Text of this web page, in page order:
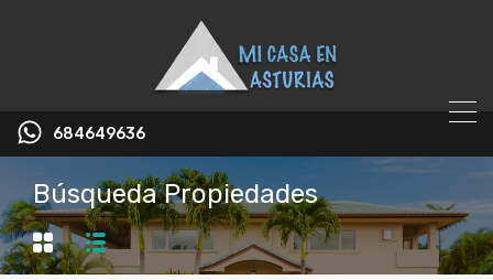
684649636
Búsqueda Propiedades